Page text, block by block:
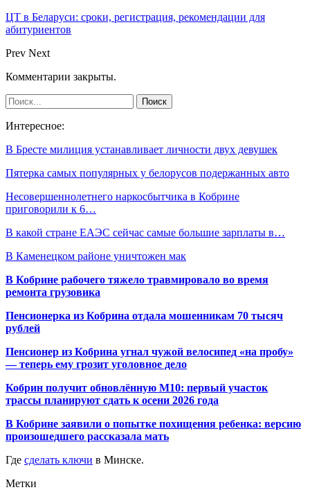
ЦТ в Беларуси: сроки, регистрация, рекомендации для
абитуриентов
Prev Next
Комментарии закрыты.
Интересное:
В Бресте милиция устанавливает личности двух девушек
Пятерка самых популярных у белорусов подержанных авто
Несовершеннолетнего наркосбытчика в Кобрине
приговорили к 6…
В какой стране ЕАЭС сейчас самые большие зарплаты в…
В Каменецком районе уничтожен мак
В Кобрине рабочего тяжело травмировало во время
ремонта грузовика
Пенсионерка из Кобрина отдала мошенникам 70 тысяч
рублей
Пенсионер из Кобрина угнал чужой велосипед «на пробу»
— теперь ему грозит уголовное дело
Кобрин получит обновлённую М10: первый участок
трассы планируют сдать к осени 2026 года
В Кобрине заявили о попытке похищения ребенка: версию
произошедшего рассказала мать
Где сделать ключи в Минске.
Метки